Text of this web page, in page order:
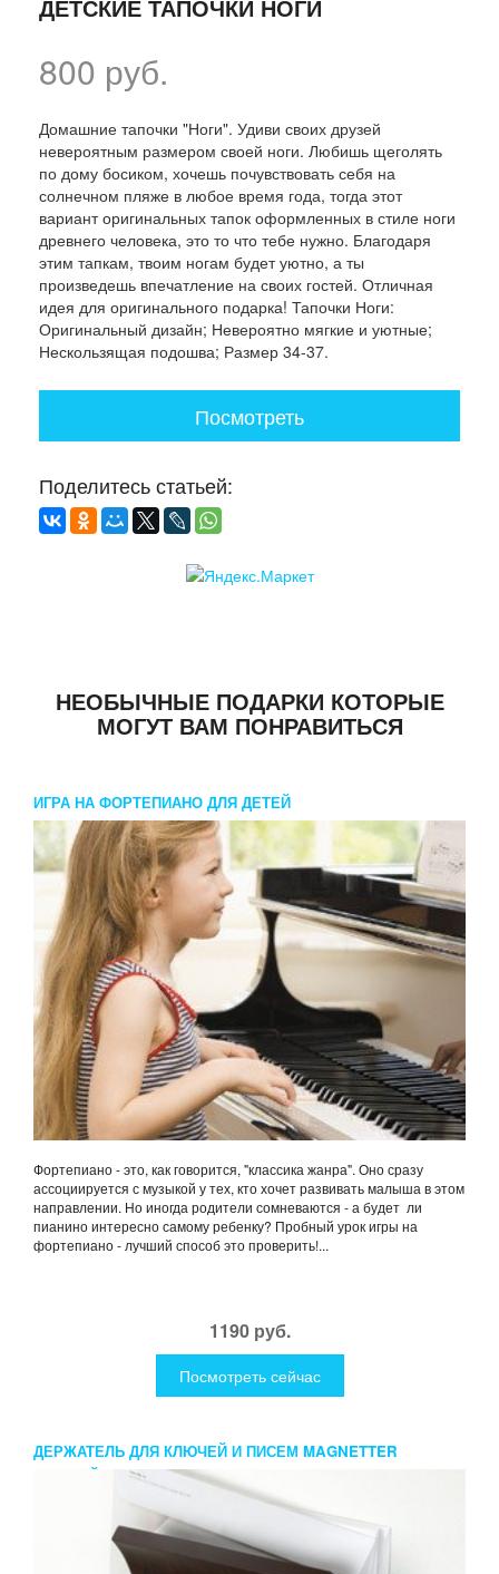
ДЕТСКИЕ ТАПОЧКИ НОГИ
800 руб.
Домашние тапочки "Ноги". Удиви своих друзей
невероятным размером своей ноги. Любишь щеголять
по дому босиком, хочешь почувствовать себя на
солнечном пляже в любое время года, тогда этот
вариант оригинальных тапок оформленных в стиле ноги
древнего человека, это то что тебе нужно. Благодаря
этим тапкам, твоим ногам будет уютно, а ты
произведешь впечатление на своих гостей. Отличная
идея для оригинального подарка! Тапочки Ноги:
Оригинальный дизайн; Невероятно мягкие и уютные;
Нескользящая подошва; Размер 34-37.
Посмотреть
Поделитесь статьей:
НЕОБЫЧНЫЕ ПОДАРКИ КОТОРЫЕ
МОГУТ ВАМ ПОНРАВИТЬСЯ
ИГРА НА ФОРТЕПИАНО ДЛЯ ДЕТЕЙ
Фортепиано - это, как говорится, "классика жанра". Оно сразу
ассоциируется с музыкой у тех, кто хочет развивать малыша в этом
направлении. Но иногда родители сомневаются - а будет ли
пианино интересно самому ребенку? Пробный урок игры на
фортепиано - лучший способ это проверить!...
1190 руб.
Посмотреть сейчас
ДЕРЖАТЕЛЬ ДЛЯ КЛЮЧЕЙ И ПИСЕМ MAGNETTER
ТЕМНЫЙ